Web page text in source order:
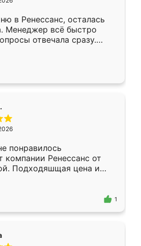
только здесь.
в Ренессанс, осталась
Менеджер всё быстро
отвечала сразу.
в субботу, подошёл к
Собрали
аккуратно, даже
понравилось
компании Ренессанс от
Подходяшщая цена и
Приехавший
Владислав
эскизу самый
1